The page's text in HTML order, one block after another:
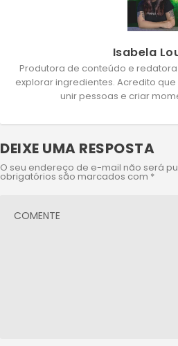
Isabela
Produtora de conteúdo e
explorar ingredientes. Acredito
unir pessoas e criar
DEIXE UMA RESPOSTA
O seu endereço de e-mail não será
obrigatórios são marcados com *